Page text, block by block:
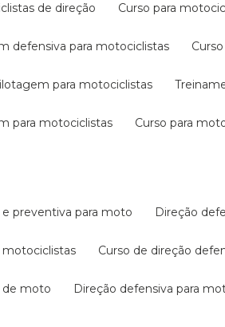
de direção curso para
defensiva para motociclistas
para motociclistas
para motociclistas curso para
e preventiva para moto direção
motociclistas curso de direção
de moto direção defensiva para